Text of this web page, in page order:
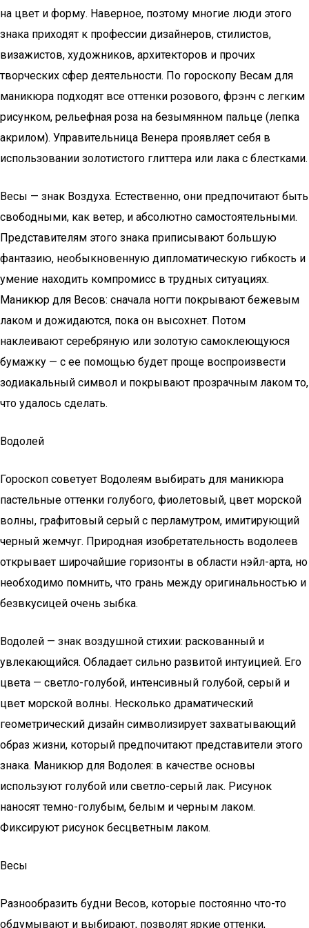
на цвет и форму. Наверное, поэтому многие люди этого
знака приходят к профессии дизайнеров, стилистов,
визажистов, художников, архитекторов и прочих
творческих сфер деятельности. По гороскопу Весам для
маникюра подходят все оттенки розового, фрэнч с легким
рисунком, рельефная роза на безымянном пальце (лепка
акрилом). Управительница Венера проявляет себя в
использовании золотистого глиттера или лака с блестками.
Весы — знак Воздуха. Естественно, они предпочитают быть
свободными, как ветер, и абсолютно самостоятельными.
Представителям этого знака приписывают большую
фантазию, необыкновенную дипломатическую гибкость и
умение находить компромисс в трудных ситуациях.
Маникюр для Весов: сначала ногти покрывают бежевым
лаком и дожидаются, пока он высохнет. Потом
наклеивают серебряную или золотую самоклеющуюся
бумажку — с ее помощью будет проще воспроизвести
зодиакальный символ и покрывают прозрачным лаком то,
что удалось сделать.
Водолей
Гороскоп советует Водолеям выбирать для маникюра
пастельные оттенки голубого, фиолетовый, цвет морской
волны, графитовый серый с перламутром, имитирующий
черный жемчуг. Природная изобретательность водолеев
открывает широчайшие горизонты в области нэйл-арта, но
необходимо помнить, что грань между оригинальностью и
безвкусицей очень зыбка.
Водолей — знак воздушной стихии: раскованный и
увлекающийся. Обладает сильно развитой интуицией. Его
цвета — светло-голубой, интенсивный голубой, серый и
цвет морской волны. Несколько драматический
геометрический дизайн символизирует захватывающий
образ жизни, который предпочитают представители этого
знака. Маникюр для Водолея: в качестве основы
используют голубой или светло-серый лак. Рисунок
наносят темно-голубым, белым и черным лаком.
Фиксируют рисунок бесцветным лаком.
Весы
Разнообразить будни Весов, которые постоянно что-то
обдумывают и выбирают, позволят яркие оттенки,